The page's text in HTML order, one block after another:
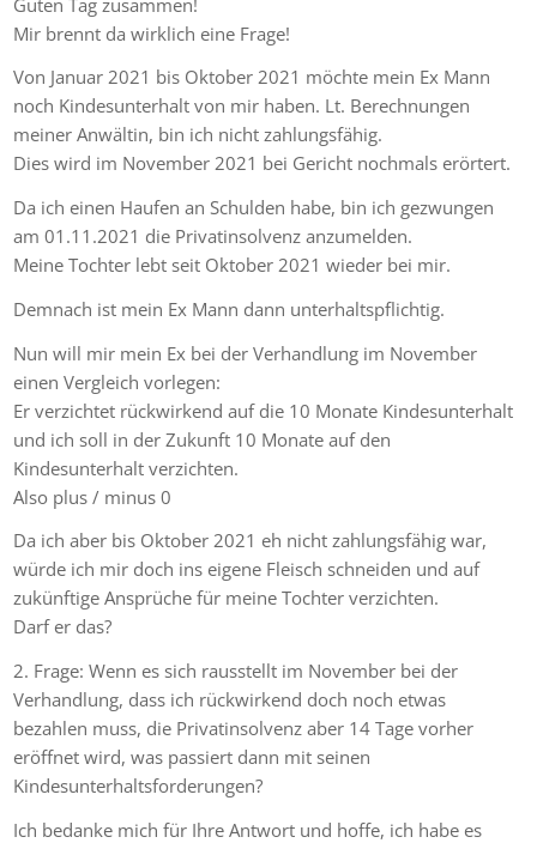
Mir brennt da wirklich eine Frage!
Von Januar 2021 bis Oktober 2021 möchte mein Ex Mann
noch Kindesunterhalt von mir haben. Lt. Berechnungen
meiner Anwältin, bin ich nicht zahlungsfähig.
Dies wird im November 2021 bei Gericht nochmals erörtert.
Da ich einen Haufen an Schulden habe, bin ich gezwungen
am 01.11.2021 die Privatinsolvenz anzumelden.
Meine Tochter lebt seit Oktober 2021 wieder bei mir.
Demnach ist mein Ex Mann dann unterhaltspflichtig.
Nun will mir mein Ex bei der Verhandlung im November
einen Vergleich vorlegen:
Er verzichtet rückwirkend auf die 10 Monate Kindesunterhalt
und ich soll in der Zukunft 10 Monate auf den
Kindesunterhalt verzichten.
Also plus / minus 0
Da ich aber bis Oktober 2021 eh nicht zahlungsfähig war,
würde ich mir doch ins eigene Fleisch schneiden und auf
zukünftige Ansprüche für meine Tochter verzichten.
Darf er das?
2. Frage: Wenn es sich rausstellt im November bei der
Verhandlung, dass ich rückwirkend doch noch etwas
bezahlen muss, die Privatinsolvenz aber 14 Tage vorher
eröffnet wird, was passiert dann mit seinen
Kindesunterhaltsforderungen?
Ich bedanke mich für Ihre Antwort und hoffe, ich habe es